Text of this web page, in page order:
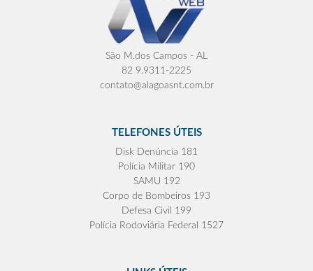
São M.dos Campos - AL
82 9.9311-2225
contato@alagoasnt.com.br
TELEFONES ÚTEIS
Disk Denúncia 181
Polícia Militar 190
SAMU 192
Corpo de Bombeiros 193
Defesa Civil 199
Polícia Rodoviária Federal 1527